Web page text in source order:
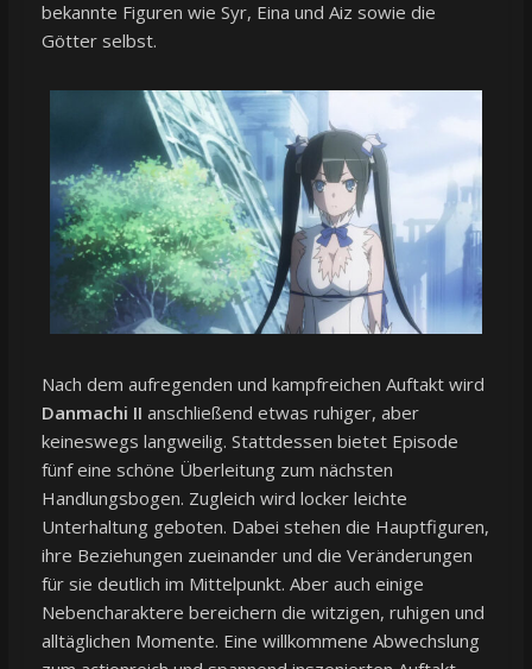
bekannte Figuren wie Syr, Eina und Aiz sowie die
Götter selbst.
Nach dem aufregenden und kampfreichen Auftakt wird
Danmachi II anschließend etwas ruhiger, aber
keineswegs langweilig. Stattdessen bietet Episode
fünf eine schöne Überleitung zum nächsten
Handlungsbogen. Zugleich wird locker leichte
Unterhaltung geboten. Dabei stehen die Hauptfiguren,
ihre Beziehungen zueinander und die Veränderungen
für sie deutlich im Mittelpunkt. Aber auch einige
Nebencharaktere bereichern die witzigen, ruhigen und
alltäglichen Momente. Eine willkommene Abwechslung